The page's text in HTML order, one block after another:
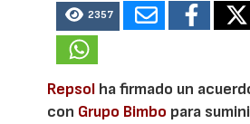
2357
Repsol ha firmado un
con Grupo Bimbo para